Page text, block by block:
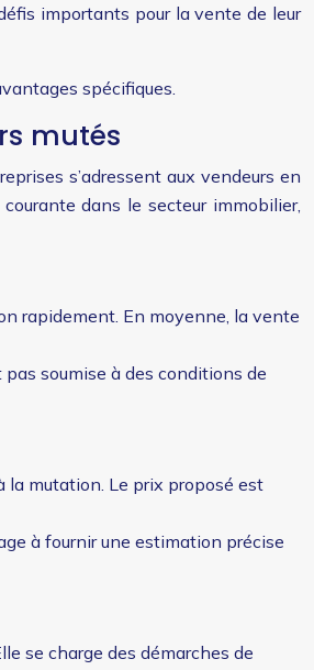
importants pour la vente de leur
spécifiques.
mutés
s’adressent aux vendeurs en
dans le secteur immobilier,
rapidement. En moyenne, la vente
pas soumise à des conditions de
la mutation. Le prix proposé est
à fournir une estimation précise
se charge des démarches de